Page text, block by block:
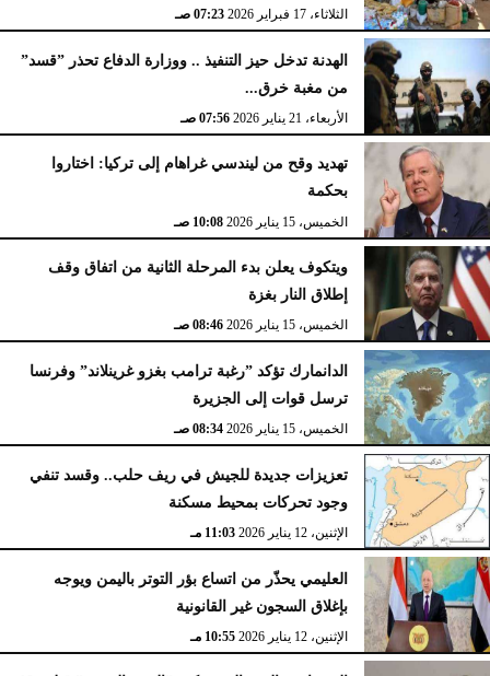
الثلاثاء، 17 فبراير 2026 07:23 صـ
الهدنة تدخل حيز التنفيذ .. ووزارة الدفاع تحذر ”قسد”
من مغبة خرق...
الأربعاء، 21 يناير 2026 07:56 صـ
تهديد وقح من ليندسي غراهام إلى تركيا: اختاروا
بحكمة
الخميس، 15 يناير 2026 10:08 صـ
ويتكوف يعلن بدء المرحلة الثانية من اتفاق وقف
إطلاق النار بغزة
الخميس، 15 يناير 2026 08:46 صـ
الدانمارك تؤكد ”رغبة ترامب بغزو غرينلاند” وفرنسا
ترسل قوات إلى الجزيرة
الخميس، 15 يناير 2026 08:34 صـ
تعزيزات جديدة للجيش في ريف حلب.. وقسد تنفي
وجود تحركات بمحيط مسكنة
الإثنين، 12 يناير 2026 11:03 مـ
العليمي يحذّر من اتساع بؤر التوتر باليمن ويوجه
بإغلاق السجون غير القانونية
الإثنين، 12 يناير 2026 10:55 مـ